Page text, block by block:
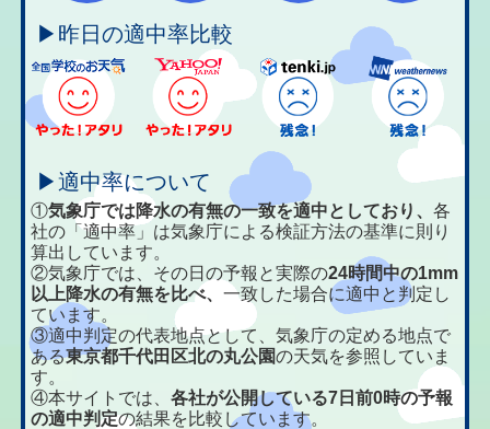
▶昨日の適中率比較
▶適中率について
①気象庁では降水の有無の一致を適中としており、各
社の「適中率」は気象庁による検証方法の基準に則り
算出しています。
②気象庁では、その日の予報と実際の24時間中の1mm
以上降水の有無を比べ、一致した場合に適中と判定し
ています。
③適中判定の代表地点として、気象庁の定める地点で
ある東京都千代田区北の丸公園の天気を参照していま
す。
④本サイトでは、各社が公開している7日前0時の予報
の適中判定の結果を比較しています。